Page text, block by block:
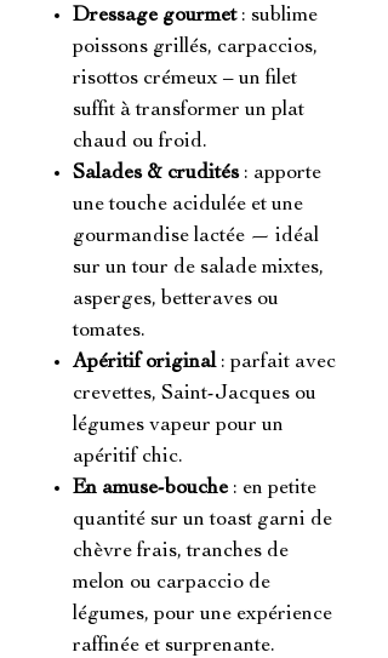
Dressage gourmet: sublime
poissons grillés, carpaccios,
risottos crémeux – un filet
suffit à transformer un plat
chaud ou froid.
Salades & crudités: apporte
une touche acidulée et une
gourmandise lactée — idéal
sur un tour de salade mixtes,
asperges, betteraves ou
tomates.
Apéritif original: parfait avec
crevettes, Saint-Jacques ou
légumes vapeur pour un
apéritif chic.
En amuse-bouche : en petite
quantité sur un toast garni de
chèvre frais, tranches de
melon ou carpaccio de
légumes, pour une expérience
raffinée et surprenante.